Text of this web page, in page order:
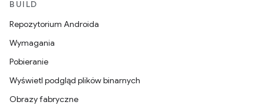
BUILD
Repozytorium Androida
Wymagania
Pobieranie
Wyświetl podgląd plików binarnych
Obrazy fabryczne